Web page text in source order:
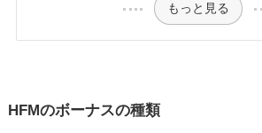
もっと見る
HFMのボーナスの種類